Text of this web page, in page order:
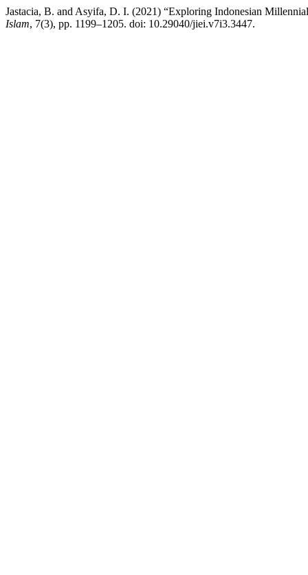
Jastacia, B. and Asyifa, D. I. (2021) “Exploring Indonesian
Islam, 7(3), pp. 1199–1205. doi: 10.29040/jiei.v7i3.3447.